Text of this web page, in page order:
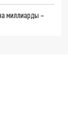
миллиарды –